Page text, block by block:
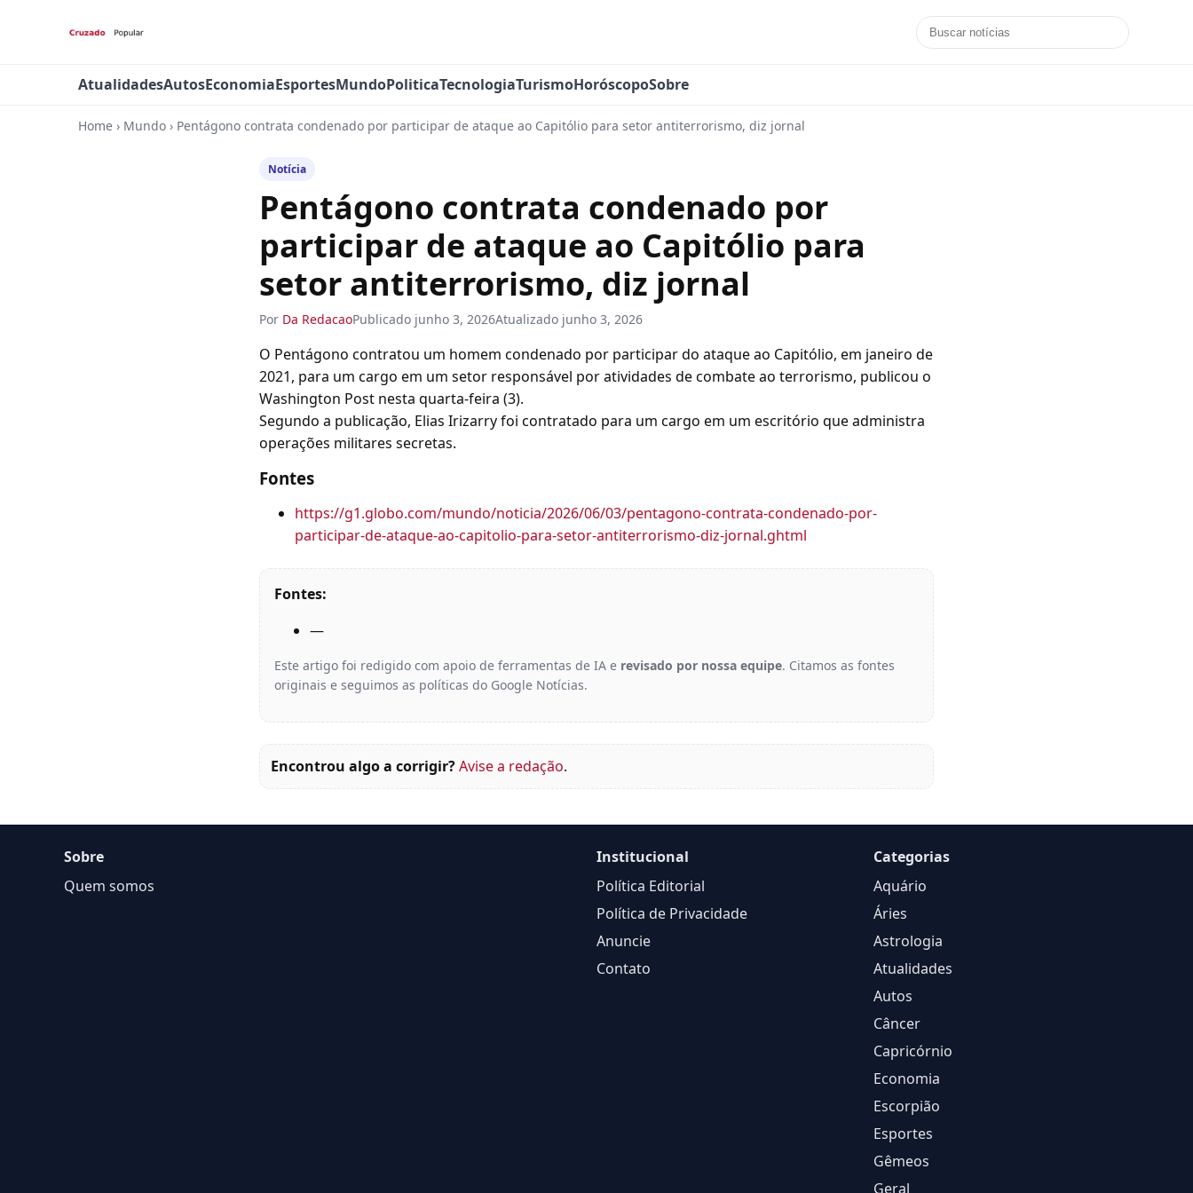
AtualidadesAutosEconomiaEsportesMundoPoliticaTecnologiaTurismoHoróscopoSobre
Home › Mundo › Pentágono contrata condenado por participar de ataque ao Capitólio para setor antiterrorismo, diz jornal
Notícia
Pentágono contrata condenado por
participar de ataque ao Capitólio para
setor antiterrorismo, diz jornal
Por Da RedacaoPublicado junho 3, 2026Atualizado junho 3, 2026
O Pentágono contratou um homem condenado por participar do ataque ao Capitólio, em janeiro de
2021, para um cargo em um setor responsável por atividades de combate ao terrorismo, publicou o
Washington Post nesta quarta-feira (3).
Segundo a publicação, Elias Irizarry foi contratado para um cargo em um escritório que administra
operações militares secretas.
Fontes
https://g1.globo.com/mundo/noticia/2026/06/03/pentagono-contrata-condenado-por-
participar-de-ataque-ao-capitolio-para-setor-antiterrorismo-diz-jornal.ghtml
Fontes:
—
Este artigo foi redigido com apoio de ferramentas de IA e revisado por nossa equipe. Citamos as fontes
originais e seguimos as políticas do Google Notícias.
Encontrou algo a corrigir?Avise a redação.
Sobre
Quem somos
Institucional
Política Editorial
Política de Privacidade
Anuncie
Contato
Categorias
Aquário
Áries
Astrologia
Atualidades
Autos
Câncer
Capricórnio
Economia
Escorpião
Esportes
Gêmeos
Geral